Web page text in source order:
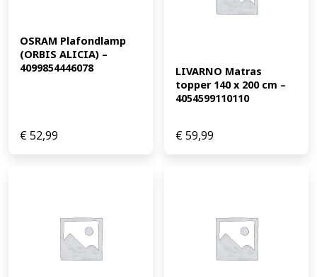
OSRAM Plafondlamp
(ORBIS ALICIA) –
4099854446078
€52,99
LIVARNO Matras
topper 140 x 200 cm –
4054599110110
€59,99